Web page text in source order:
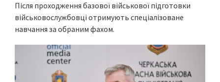
Після проходження базової військової підготовки
військовослужбовці отримують спеціалізоване
навчання за обраним фахом.